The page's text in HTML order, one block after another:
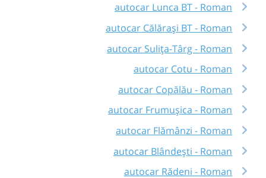
autocar Lunca BT - Roman
autocar Călărași BT - Roman
autocar Sulița-Târg - Roman
autocar Cotu - Roman
autocar Copălău - Roman
autocar Frumușica - Roman
autocar Flămânzi - Roman
autocar Blândești - Roman
autocar Rădeni - Roman